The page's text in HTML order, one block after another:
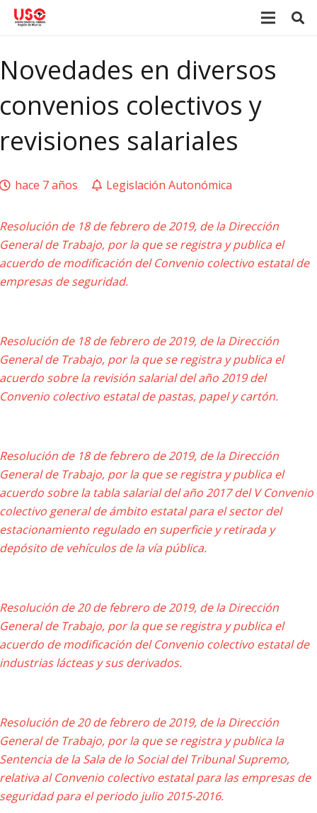
Novedades en diversos
convenios colectivos y
revisiones salariales
hace 7 años Legislación Autonómica
Resolución de 18 de febrero de 2019, de la Dirección
General de Trabajo, por la que se registra y publica el
acuerdo de modificación del Convenio colectivo estatal de
empresas de seguridad.
Resolución de 18 de febrero de 2019, de la Dirección
General de Trabajo, por la que se registra y publica el
acuerdo sobre la revisión salarial del año 2019 del
Convenio colectivo estatal de pastas, papel y cartón.
Resolución de 18 de febrero de 2019, de la Dirección
General de Trabajo, por la que se registra y publica el
acuerdo sobre la tabla salarial del año 2017 del V Convenio
colectivo general de ámbito estatal para el sector del
estacionamiento regulado en superficie y retirada y
depósito de vehículos de la vía pública.
Resolución de 20 de febrero de 2019, de la Dirección
General de Trabajo, por la que se registra y publica el
acuerdo de modificación del Convenio colectivo estatal de
industrias lácteas y sus derivados.
Resolución de 20 de febrero de 2019, de la Dirección
General de Trabajo, por la que se registra y publica la
Sentencia de la Sala de lo Social del Tribunal Supremo,
relativa al Convenio colectivo estatal para las empresas de
seguridad para el periodo julio 2015-2016.